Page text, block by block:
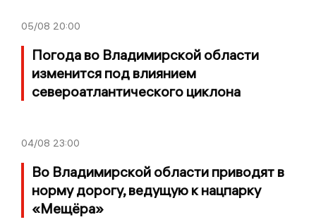
05/08 20:00
Погода во Владимирской области
изменится под влиянием
североатлантического циклона
04/08 23:00
Во Владимирской области приводят в
норму дорогу, ведущую к нацпарку
«Мещёра»